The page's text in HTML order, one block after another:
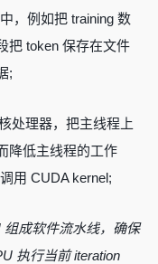
，例如把 training 数
把 token 保存在文件
;
处理器，把主线程上
降低主线程的工作
用 CUDA kernel;
成软件流水线，确保
执行当前 iteration